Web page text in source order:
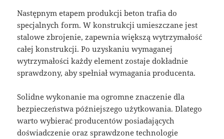
Następnym etapem produkcji beton trafia do
specjalnych form. W konstrukcji umieszczane jest
stalowe zbrojenie, zapewnia większą wytrzymałość
całej konstrukcji. Po uzyskaniu wymaganej
wytrzymałości każdy element zostaje dokładnie
sprawdzony, aby spełniał wymagania producenta.
Solidne wykonanie ma ogromne znaczenie dla
bezpieczeństwa późniejszego użytkowania. Dlatego
warto wybierać producentów posiadających
doświadczenie oraz sprawdzone technologie